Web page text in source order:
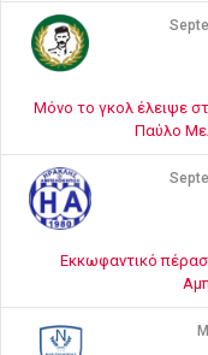
Μόνο το γκολ έλειψε
Παύλο
Εκκωφαντικό